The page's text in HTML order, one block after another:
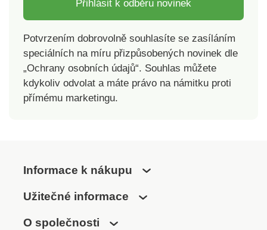
Přihlásit k odběru novinek
Potvrzením dobrovolně souhlasíte se zasíláním
speciálních na míru přizpůsobených novinek dle
„Ochrany osobních údajů“. Souhlas můžete
kdykoliv odvolat a máte právo na námitku proti
přímému marketingu.
Informace k nákupu
Užitečné informace
O společnosti